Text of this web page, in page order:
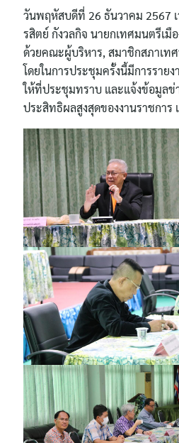
วันพฤหัสบดีที่ 26 ธันวาคม 2567
รสิตย์ กังวลกิจ นายกเทศมนตรีเ
ด้วยคณะผู้บริหาร, สมาชิกสภาเท
โดยในการประชุมครั้งนี้มีการราย
ให้ที่ประชุมทราบ และแจ้งข้อมูล
ประสิทธิผลสูงสุดของงานราชการ